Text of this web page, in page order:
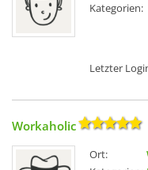
Kategorien:
Letzter
Workaholic
Ort: